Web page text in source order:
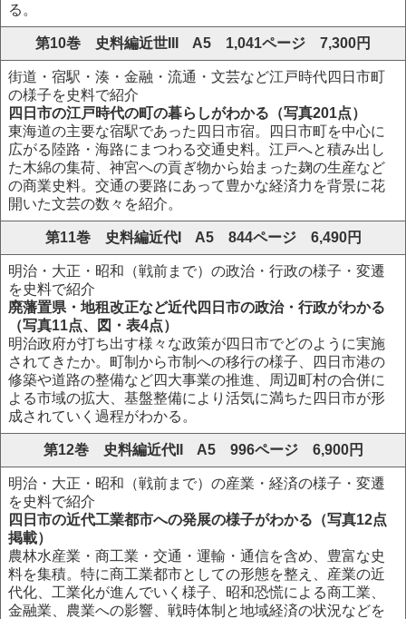
る。
第10巻 史料編近世III A5 1,041ページ 7,300円
街道・宿駅・湊・金融・流通・文芸など江戸時代四日市町
の様子を史料で紹介
四日市の江戸時代の町の暮らしがわかる（写真201点）
東海道の主要な宿駅であった四日市宿。四日市町を中心に
広がる陸路・海路にまつわる交通史料。江戸へと積み出し
た木綿の集荷、神宮への貢ぎ物から始まった麹の生産など
の商業史料。交通の要路にあって豊かな経済力を背景に花
開いた文芸の数々を紹介。
第11巻 史料編近代I A5 844ページ 6,490円
明治・大正・昭和（戦前まで）の政治・行政の様子・変遷
を史料で紹介
廃藩置県・地租改正など近代四日市の政治・行政がわかる
（写真11点、図・表4点）
明治政府が打ち出す様々な政策が四日市でどのように実施
されてきたか。町制から市制への移行の様子、四日市港の
修築や道路の整備など四大事業の推進、周辺町村の合併に
よる市域の拡大、基盤整備により活気に満ちた四日市が形
成されていく過程がわかる。
第12巻 史料編近代II A5 996ページ 6,900円
明治・大正・昭和（戦前まで）の産業・経済の様子・変遷
を史料で紹介
四日市の近代工業都市への発展の様子がわかる（写真12点
掲載）
農林水産業・商工業・交通・運輸・通信を含め、豊富な史
料を集積。特に商工業都市としての形態を整え、産業の近
代化、工業化が進んでいく様子、昭和恐慌による商工業、
金融業、農業への影響、戦時体制と地域経済の状況などを